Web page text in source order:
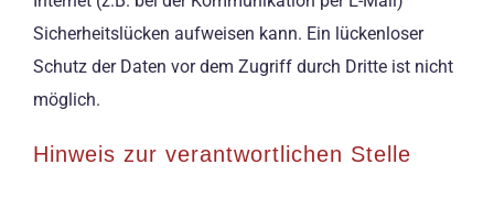
Sicherheitslücken aufweisen kann. Ein lückenloser
Schutz der Daten vor dem Zugriff durch Dritte ist nicht
möglich.
Hinweis zur verantwortlichen Stelle